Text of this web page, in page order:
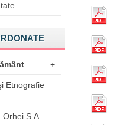
+
Etnografie
S.A.